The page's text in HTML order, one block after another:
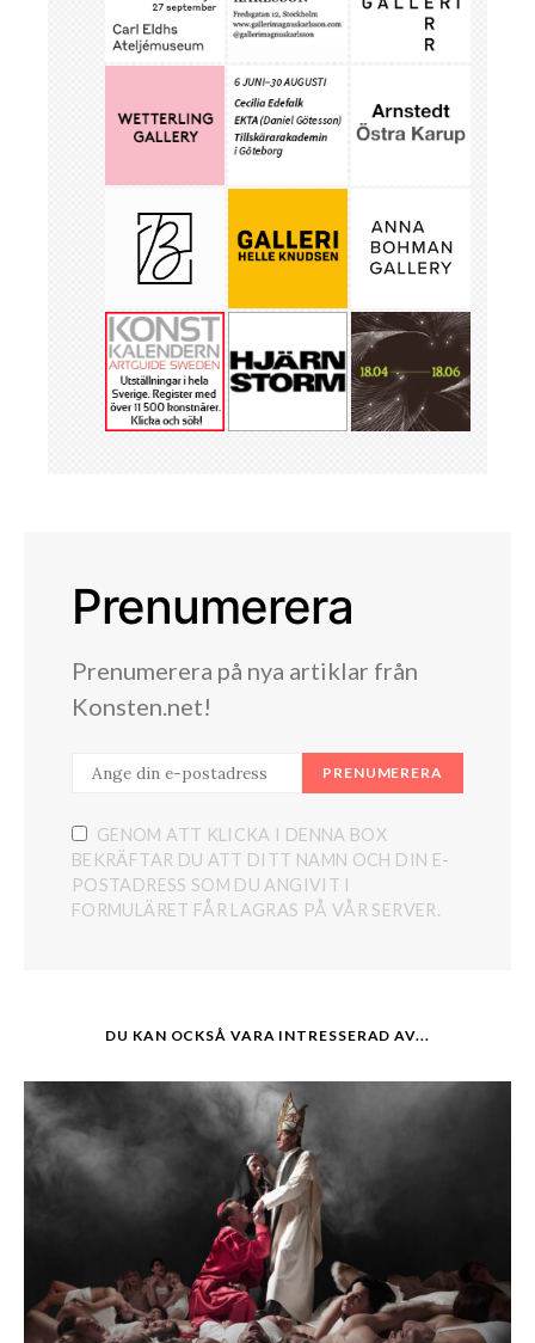
Prenumerera
Prenumerera på nya artiklar från
Konsten.net!
PRENUMERERA
GENOM ATT KLICKA I DENNA BOX
BEKRÄFTAR DU ATT DITT NAMN OCH DIN E-
POSTADRESS SOM DU ANGIVIT I
FORMULÄRET FÅR LAGRAS PÅ VÅR SERVER.
DU KAN OCKSÅ VARA INTRESSERAD AV...